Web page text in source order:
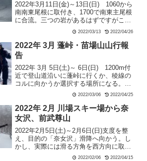
2022年3月11日(金)～13日(日) 1060から
南南東尾根に取付き、1700で南東主尾根
に合流。三つの岩があるはずですがこの
尾根からは一つ目の岩しか見えません。
頂上直前の三つ目の岩で大休止。大戸沢
岳同様、頂上は平らです。下降はほぼ頂
上から可能。今年は雪が多くまだ寒いた
めに雪庇の落下がまだ進んでいません。
途中で止まるのは怖いので、2050から
1050 M までイッキに降りる予定でした
が、ストップスノーのお陰で非常に難儀
2022/03/13 2022/04/26
2022年 3月 蓬峠・苗場山山行報
告
2022年 3月 5日(土)～ 6日(日) 1200m付
近で登山道沿いに蓬峠に行くか、稜線の
コルに向かうか選択する場所になる。今
回は下山後の長い車移動があるので、よ
り短いコルへのルートに決断して蓬新道
ルートを離れる。コルの直下には多少の
雪庇が発達していたが、ルート取りで雪
庇直下を回避できそうと判断する。そし
て、11時半頃に稜線のコルに到着。展望
は好天に恵まれて素晴らしい。
2022/03/06 2022/04/25
2022年 2月 川場スキー場から奈
女沢、前武尊山
2022年2月5日(土)～2月6日(日)支度を整
え、目的の「奈女沢」滑降へ向かう。し
かし、実際には滑る方角を西方向に取り
過ぎ、獅子ヶ鼻山南面の方向に滑りこん
2022/02/06 2022/04/15